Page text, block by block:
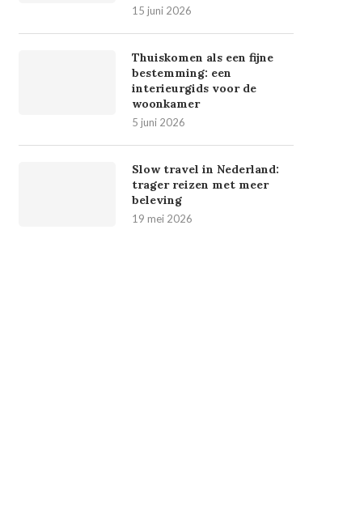
15 juni 2026
Thuiskomen als een fijne
bestemming: een
interieurgids voor de
woonkamer
5 juni 2026
Slow travel in Nederland:
trager reizen met meer
beleving
19 mei 2026